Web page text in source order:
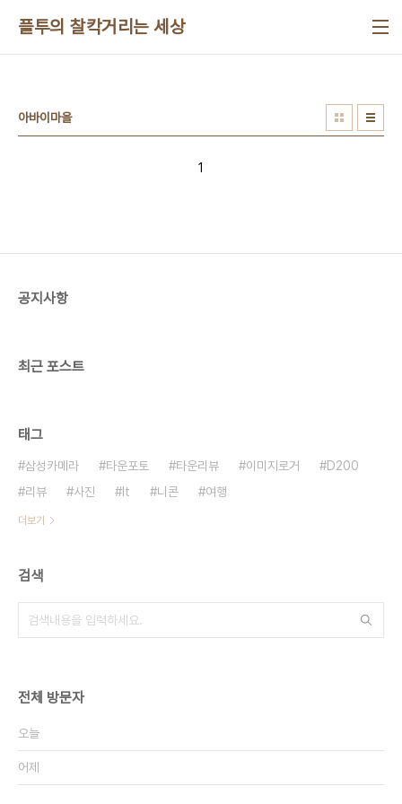
플투의 찰칵거리는 세상
아바이마을
1
공지사항
최근 포스트
태그
삼성카메라 타운포토 타운리뷰 이미지로거
D200
리뷰
사진 It 니콘 여행
더보기
검색
전체 방문자
오늘
어제